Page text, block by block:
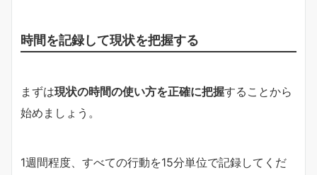
時間を記録して現状を把握する
まずは現状の時間の使い方を正確に把握することから
始めましょう。
1週間程度、すべての行動を15分単位で記録してくだ